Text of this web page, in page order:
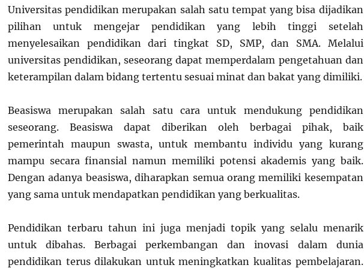
Universitas pendidikan merupakan salah satu tempat yang bisa dijadikan
pilihan untuk mengejar pendidikan yang lebih tinggi setelah
menyelesaikan pendidikan dari tingkat SD, SMP, dan SMA. Melalui
universitas pendidikan, seseorang dapat memperdalam pengetahuan dan
keterampilan dalam bidang tertentu sesuai minat dan bakat yang dimiliki.
Beasiswa merupakan salah satu cara untuk mendukung pendidikan
seseorang. Beasiswa dapat diberikan oleh berbagai pihak, baik
pemerintah maupun swasta, untuk membantu individu yang kurang
mampu secara finansial namun memiliki potensi akademis yang baik.
Dengan adanya beasiswa, diharapkan semua orang memiliki kesempatan
yang sama untuk mendapatkan pendidikan yang berkualitas.
Pendidikan terbaru tahun ini juga menjadi topik yang selalu menarik
untuk dibahas. Berbagai perkembangan dan inovasi dalam dunia
pendidikan terus dilakukan untuk meningkatkan kualitas pembelajaran.